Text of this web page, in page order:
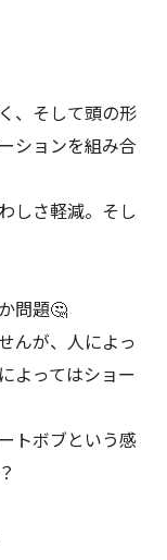
、そして頭の形
ションを組み合
しさ軽減。そし
問題🤔
んが、人によっ
よってはショー
トボブという感